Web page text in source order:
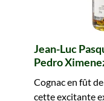
Jean-Luc
Pedro
Cognac en fût
cette excitante